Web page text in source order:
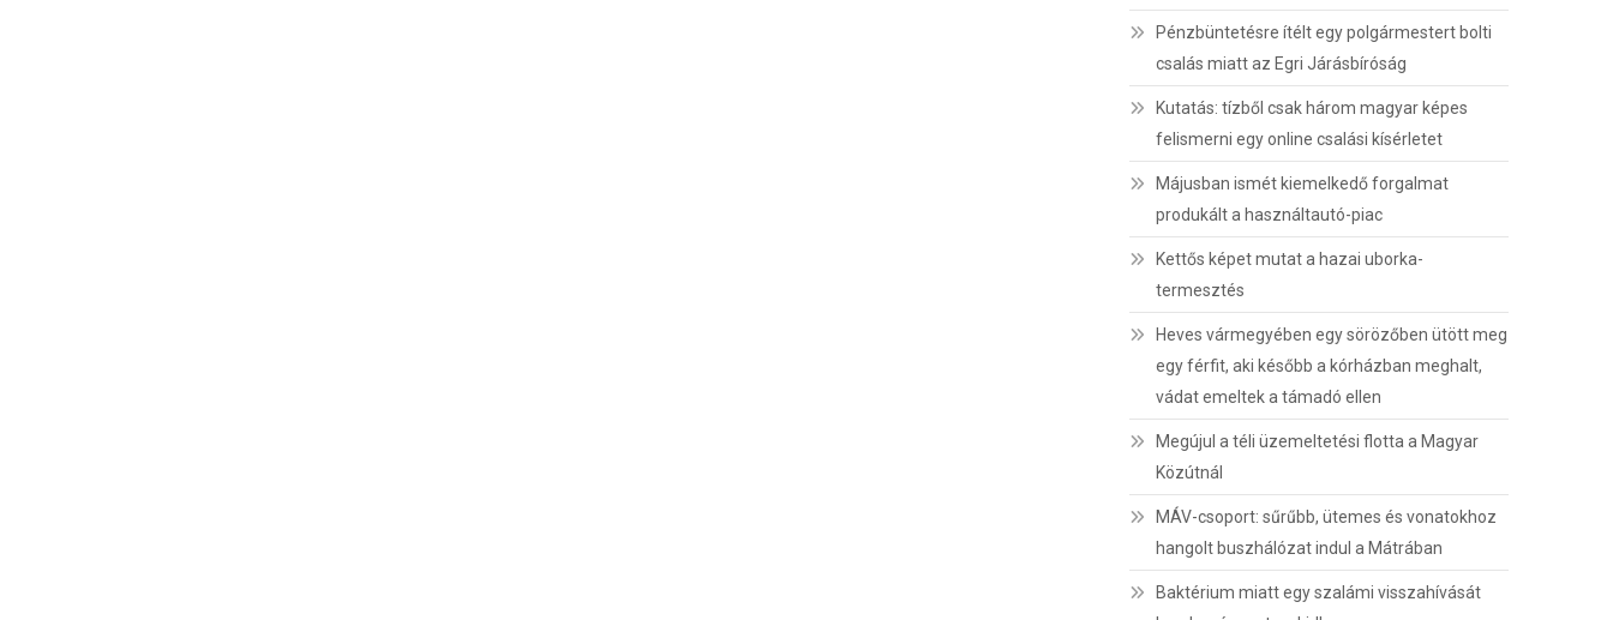
Pénzbüntetésre ítélt egy polgármestert bolti
csalás miatt az Egri Járásbíróság
Kutatás: tízből csak három magyar képes
felismerni egy online csalási kísérletet
Májusban ismét kiemelkedő forgalmat
produkált a használtautó-piac
Kettős képet mutat a hazai uborka-
termesztés
Heves vármegyében egy sörözőben ütött meg
egy férfit, aki később a kórházban meghalt,
vádat emeltek a támadó ellen
Megújul a téli üzemeltetési flotta a Magyar
Közútnál
MÁV-csoport: sűrűbb, ütemes és vonatokhoz
hangolt buszhálózat indul a Mátrában
Baktérium miatt egy szalámi visszahívását